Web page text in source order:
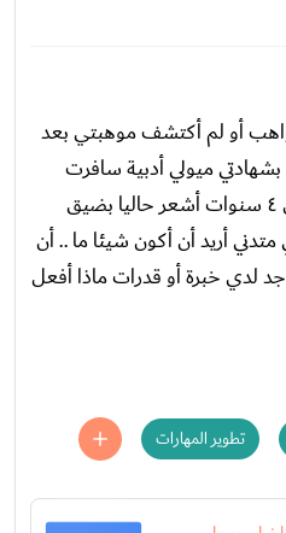
لدي مواهب أو لم أكتشف موهبتي بعد
ميولي أدبية سافرت
واضطررت للجلوس في المنزل ٤ سنوات أشعر حاليا بضيق
أريد أن أكون شيئا ما .. أن
لدي خبرة أو قدرات ماذا أفعل
تطوير المهارات